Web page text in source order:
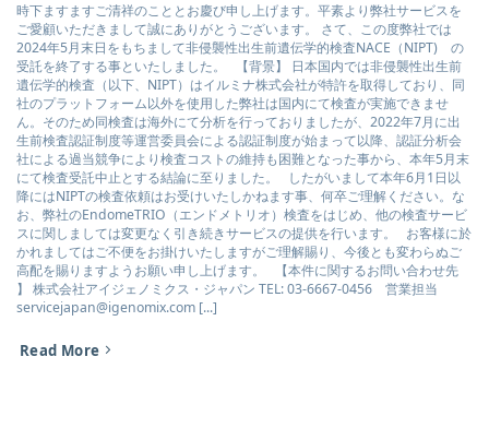
時下ますますご清祥のこととお慶び申し上げます。平素より弊社サービスを
ご愛顧いただきまして誠にありがとうございます。 さて、この度弊社では
2024年5月末日をもちまして非侵襲性出生前遺伝学的検査NACE（NIPT) の
受託を終了する事といたしました。 【背景】 日本国内では非侵襲性出生前
遺伝学的検査（以下、NIPT）はイルミナ株式会社が特許を取得しており、同
社のプラットフォーム以外を使用した弊社は国内にて検査が実施できませ
ん。そのため同検査は海外にて分析を行っておりましたが、2022年7月に出
生前検査認証制度等運営委員会による認証制度が始まって以降、認証分析会
社による過当競争により検査コストの維持も困難となった事から、本年5月末
にて検査受託中止とする結論に至りました。 したがいまして本年6月1日以
降にはNIPTの検査依頼はお受けいたしかねます事、何卒ご理解ください。な
お、弊社のEndomeTRIO（エンドメトリオ）検査をはじめ、他の検査サービ
スに関しましては変更なく引き続きサービスの提供を行います。 お客様に於
かれましてはご不便をお掛けいたしますがご理解賜り、今後とも変わらぬご
高配を賜りますようお願い申し上げます。 【本件に関するお問い合わせ先
】 株式会社アイジェノミクス・ジャパン TEL: 03-6667-0456 営業担当
servicejapan@igenomix.com [...]
Read More